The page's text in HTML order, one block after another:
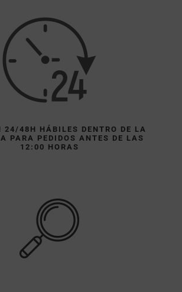
24/48H HÁBILES DENTRO DE LA
PARA PEDIDOS ANTES DE LAS
12:00 HORAS